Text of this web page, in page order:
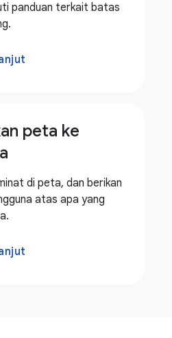
panduan terkait batas
peta ke
di peta, dan berikan
atas apa yang